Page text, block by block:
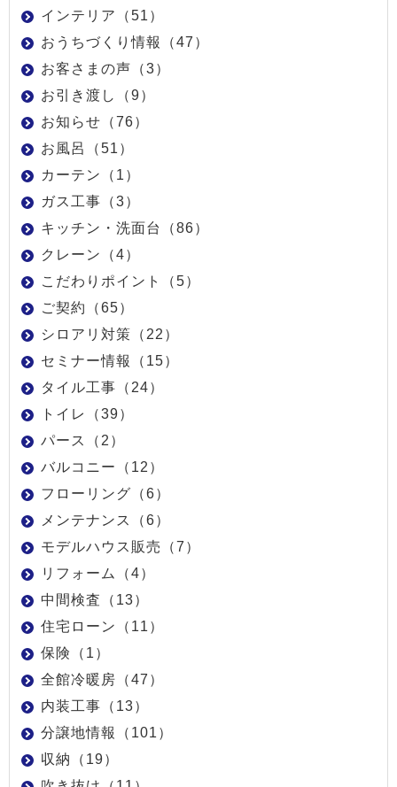
インテリア（51）
おうちづくり情報（47）
お客さまの声（3）
お引き渡し（9）
お知らせ（76）
お風呂（51）
カーテン（1）
ガス工事（3）
キッチン・洗面台（86）
クレーン（4）
こだわりポイント（5）
ご契約（65）
シロアリ対策（22）
セミナー情報（15）
タイル工事（24）
トイレ（39）
パース（2）
バルコニー（12）
フローリング（6）
メンテナンス（6）
モデルハウス販売（7）
リフォーム（4）
中間検査（13）
住宅ローン（11）
保険（1）
全館冷暖房（47）
内装工事（13）
分譲地情報（101）
収納（19）